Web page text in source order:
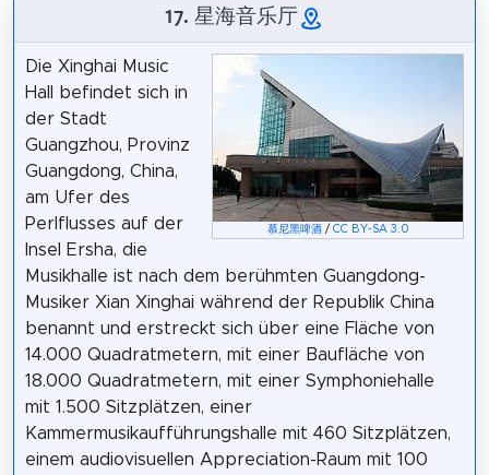
17. 星海音乐厅
慕尼黑啤酒 / CC BY-SA 3.0
Die Xinghai Music
Hall befindet sich in
der Stadt
Guangzhou, Provinz
Guangdong, China,
am Ufer des
Perlflusses auf der
Insel Ersha, die
Musikhalle ist nach dem berühmten Guangdong-
Musiker Xian Xinghai während der Republik China
benannt und erstreckt sich über eine Fläche von
14.000 Quadratmetern, mit einer Baufläche von
18.000 Quadratmetern, mit einer Symphoniehalle
mit 1.500 Sitzplätzen, einer
Kammermusikaufführungshalle mit 460 Sitzplätzen,
einem audiovisuellen Appreciation-Raum mit 100